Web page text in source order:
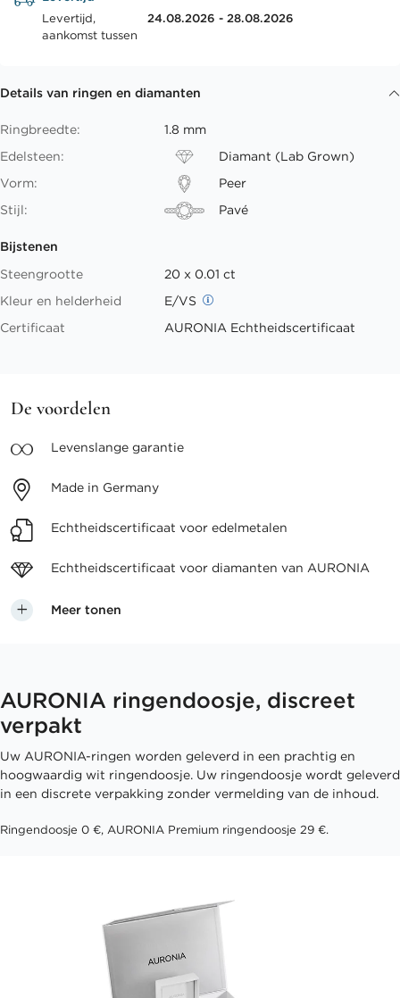
Levertijd,
aankomst tussen
24.08.2026 - 28.08.2026
Details van ringen en diamanten
Ringbreedte:
1.8 mm
Edelsteen:
Diamant (Lab Grown)
Vorm:
Peer
Stijl:
Pavé
Bijstenen
Steengrootte
20 x 0.01 ct
Kleur en helderheid
E/VS
Certificaat
AURONIA Echtheidscertificaat
De voordelen
Levenslange garantie
Made in Germany
Echtheidscertificaat voor edelmetalen
Echtheidscertificaat voor diamanten van AURONIA
Meer tonen
AURONIA ringendoosje, discreet
verpakt
Uw AURONIA-ringen worden geleverd in een prachtig en
hoogwaardig wit ringendoosje. Uw ringendoosje wordt geleverd
in een discrete verpakking zonder vermelding van de inhoud.
Ringendoosje 0 €, AURONIA Premium ringendoosje 29 €.